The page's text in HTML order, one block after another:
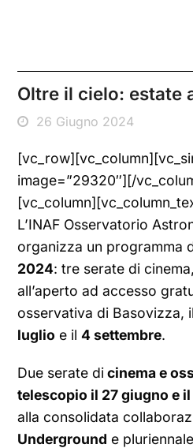
Oltre il cielo: estate
26 Giugno 2024
image=”29320″][/
L’INAF Osservatorio
organizza un programma
2024: tre serate di
all’aperto ad accesso
osservativa di Basovizza, il
luglio e il4 settembre.
Due serate dicinema e
telescopio il 27 giugno e
alla consolidata
Underground e